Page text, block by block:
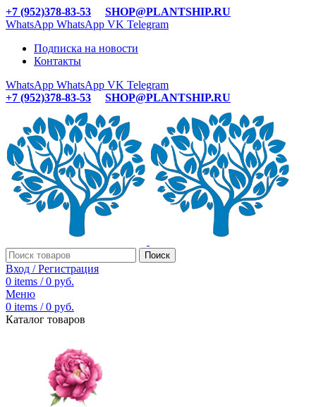
+7 (952)378-83-53
SHOP@PLANTSHIP.RU
WhatsApp WhatsApp VK Telegram
Подписка на новости
Контакты
WhatsApp WhatsApp VK Telegram
+7 (952)378-83-53
SHOP@PLANTSHIP.RU
Поиск
Вход / Регистрация
0 items / 0 руб.
Меню
0 items / 0 руб.
Каталог товаров